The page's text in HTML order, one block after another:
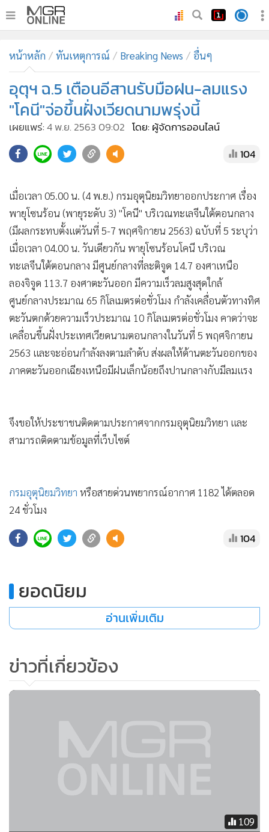
ทันเหตุการณ์
• ภาคใต้
ภูมิภาค
Online Section
• ผู้จัดการรายวัน
• ละคร
• CbizReview
• Cyber BIZ
• ผู้จัดกวน
• Good health & Well-being
• Green Innovation & SD
• Management & HR
• MGR Live
Infographic
การเมือง
• ต่างประเทศ
• Special Scoop
• ชุมชน-คุณภาพชีวิต
• อาชญากรรม
• Motoring
• เกม
• SMEs
• หุ้น
•
• Celeb Online
• Factcheck
•
หน้าหลัก ทันเหตุการณ์ Breaking News อื่นๆ
อุตุฯ ฉ.5 เตือนอีสานรับมือฝน-ลมแรง
"โคนี"จ่อขึ้นฝั่งเวียดนามพรุ่งนี้
เผยแพร่:4 พ.ย. 2563 09:02 โดย: ผู้จัดการออนไลน์
104
เมื่อเวลา 05.00 น. (4 พ.ย.) กรมอุตุนิยมวิทยาออกประกาศ เรื่อง
พายุโซนร้อน (พายุระดับ 3) "โคนี" บริเวณทะเลจีนใต้ตอนกลาง
(มีผลกระทบตั้งแต่วันที่ 5-7 พฤศจิกายน 2563) ฉบับที่ 5 ระบุว่า
เมื่อเวลา 04.00 น. วันเดียวกัน พายุโซนร้อนโคนี บริเวณ
ทะเลจีนใต้ตอนกลาง มีศูนย์กลางที่ละติจูด 14.7 องศาเหนือ
ลองจิจูด 113.7 องศาตะวันออก มีความเร็วลมสูงสุดใกล้
ศูนย์กลางประมาณ 65 กิโลเมตรต่อชั่วโมง กำลังเคลื่อนตัวทางทิศ
ตะวันตกด้วยความเร็วประมาณ 10 กิโลเมตรต่อชั่วโมง คาดว่าจะ
เคลื่อนขึ้นฝั่งประเทศเวียดนามตอนกลางในวันที่ 5 พฤศจิกายน
2563 และจะอ่อนกำลังลงตามลำดับ ส่งผลให้ด้านตะวันออกของ
ภาคตะวันออกเฉียงเหนือมีฝนเล็กน้อยถึงปานกลางกับมีลมแรง
จึงขอให้ประชาชนติดตามประกาศจากกรมอุตุนิยมวิทยา และ
สามารถติดตามข้อมูลที่เว็บไซต์
กรมอุตุนิยมวิทยา หรือสายด่วนพยากรณ์อากาศ 1182 ได้ตลอด
24 ชั่วโมง
104
ยอดนิยม
อ่านเพิ่มเติม
ข่าวที่เกี่ยวข้อง
109